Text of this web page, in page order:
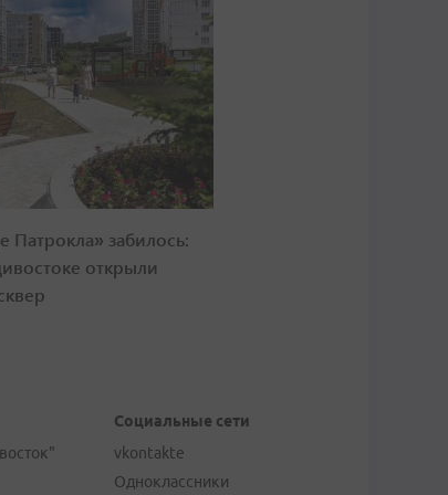
Патрокла» забилось:
открыли
Социальные сети
vkontakte
Одноклассники